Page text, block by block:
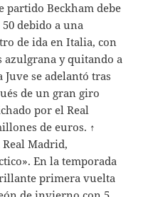
partido Beckham debe
debido a una
de ida en Italia, con
azulgrana y quitando a
se adelantó tras
de un gran giro
por el Real
de euros. ↑
Madrid,
En la temporada
primera vuelta